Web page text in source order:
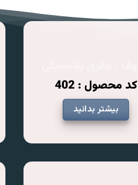
کد محصول : 402
بیشتر بدانید